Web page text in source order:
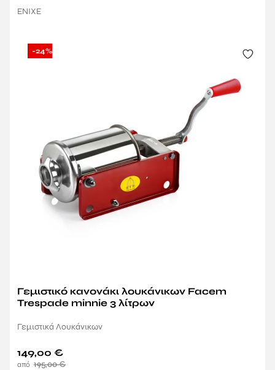
ENIXE
-24%
Γεμιστικό κανονάκι λουκάνικων Facem
Trespade minnie 3 λίτρων
Γεμιστικά Λουκάνικων
195,00€
149,00 €